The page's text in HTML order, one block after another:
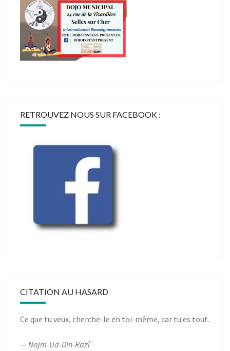
RETROUVEZ NOUS SUR FACEBOOK :
CITATION AU HASARD
Ce que tu veux, cherche-le en toi-même, car tu es tout.
— Najm-Ud-Din-Razî